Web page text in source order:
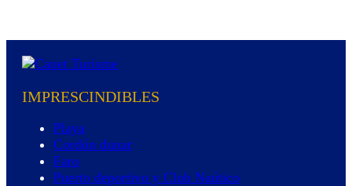
IMPRESCINDIBLES
Playa
Cordón dunar
Faro
Puerto deportivo y Club Naútico